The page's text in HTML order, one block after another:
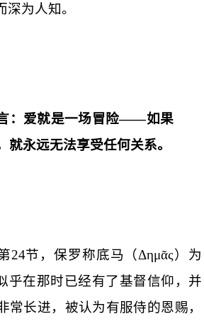
为人知。
： 爱就是一场冒险——如果
就永远无法享受任何关系。
24节，保罗称底马 （Δημᾶς）为
乎在那时已经有了基督信仰，并
常长进，被认为有服侍的恩赐，